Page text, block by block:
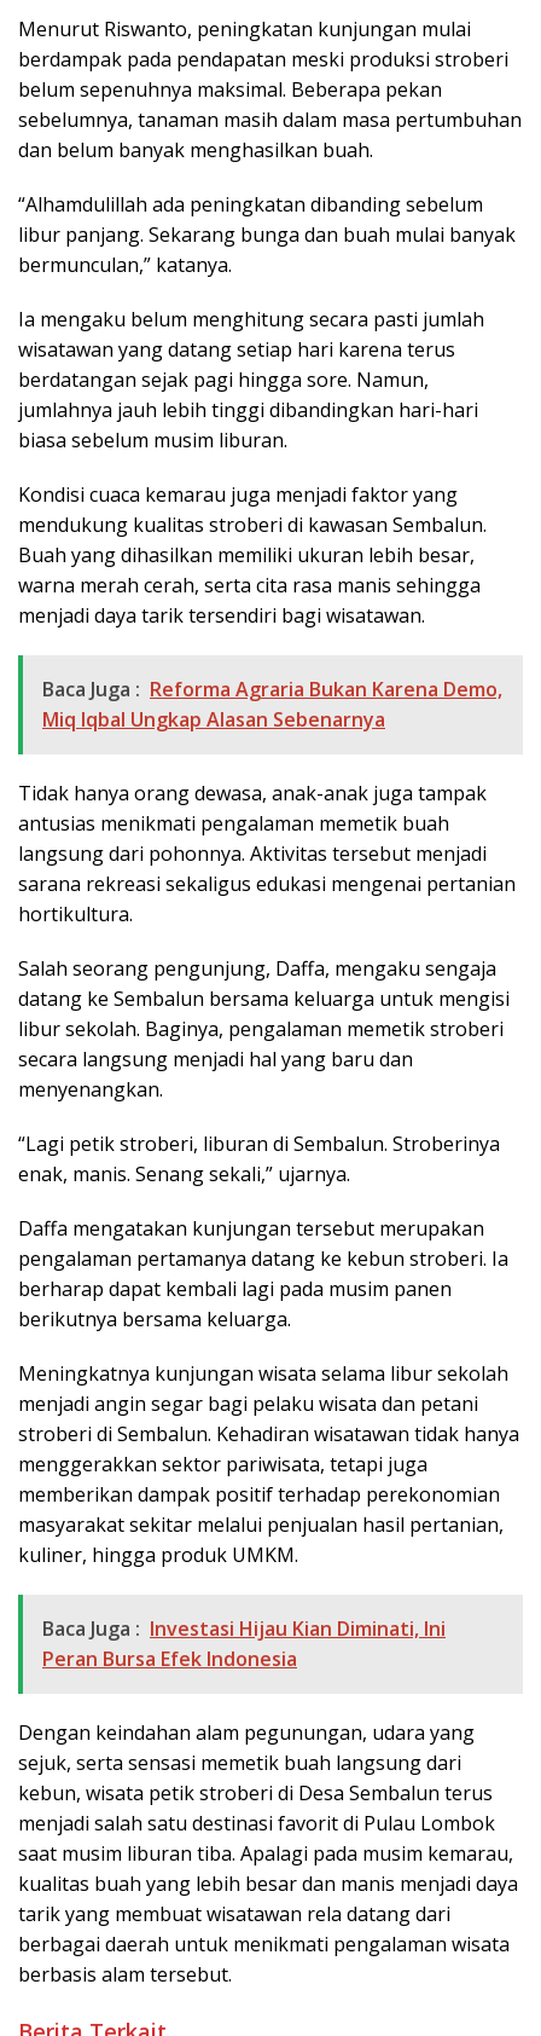
Menurut Riswanto, peningkatan kunjungan mulai
berdampak pada pendapatan meski produksi stroberi
belum sepenuhnya maksimal. Beberapa pekan
sebelumnya, tanaman masih dalam masa pertumbuhan
dan belum banyak menghasilkan buah.
“Alhamdulillah ada peningkatan dibanding sebelum
libur panjang. Sekarang bunga dan buah mulai banyak
bermunculan,” katanya.
Ia mengaku belum menghitung secara pasti jumlah
wisatawan yang datang setiap hari karena terus
berdatangan sejak pagi hingga sore. Namun,
jumlahnya jauh lebih tinggi dibandingkan hari-hari
biasa sebelum musim liburan.
Kondisi cuaca kemarau juga menjadi faktor yang
mendukung kualitas stroberi di kawasan Sembalun.
Buah yang dihasilkan memiliki ukuran lebih besar,
warna merah cerah, serta cita rasa manis sehingga
menjadi daya tarik tersendiri bagi wisatawan.
Baca Juga : Reforma Agraria Bukan Karena Demo,
Miq Iqbal Ungkap Alasan Sebenarnya
Tidak hanya orang dewasa, anak-anak juga tampak
antusias menikmati pengalaman memetik buah
langsung dari pohonnya. Aktivitas tersebut menjadi
sarana rekreasi sekaligus edukasi mengenai pertanian
hortikultura.
Salah seorang pengunjung, Daffa, mengaku sengaja
datang ke Sembalun bersama keluarga untuk mengisi
libur sekolah. Baginya, pengalaman memetik stroberi
secara langsung menjadi hal yang baru dan
menyenangkan.
“Lagi petik stroberi, liburan di Sembalun. Stroberinya
enak, manis. Senang sekali,” ujarnya.
Daffa mengatakan kunjungan tersebut merupakan
pengalaman pertamanya datang ke kebun stroberi. Ia
berharap dapat kembali lagi pada musim panen
berikutnya bersama keluarga.
Meningkatnya kunjungan wisata selama libur sekolah
menjadi angin segar bagi pelaku wisata dan petani
stroberi di Sembalun. Kehadiran wisatawan tidak hanya
menggerakkan sektor pariwisata, tetapi juga
memberikan dampak positif terhadap perekonomian
masyarakat sekitar melalui penjualan hasil pertanian,
kuliner, hingga produk UMKM.
Baca Juga : Investasi Hijau Kian Diminati, Ini
Peran Bursa Efek Indonesia
Dengan keindahan alam pegunungan, udara yang
sejuk, serta sensasi memetik buah langsung dari
kebun, wisata petik stroberi di Desa Sembalun terus
menjadi salah satu destinasi favorit di Pulau Lombok
saat musim liburan tiba. Apalagi pada musim kemarau,
kualitas buah yang lebih besar dan manis menjadi daya
tarik yang membuat wisatawan rela datang dari
berbagai daerah untuk menikmati pengalaman wisata
berbasis alam tersebut.